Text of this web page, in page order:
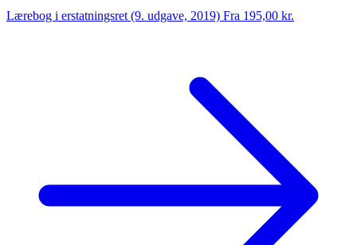
Lærebog i erstatningsret (9. udgave, 2019) Fra 195,00 kr.